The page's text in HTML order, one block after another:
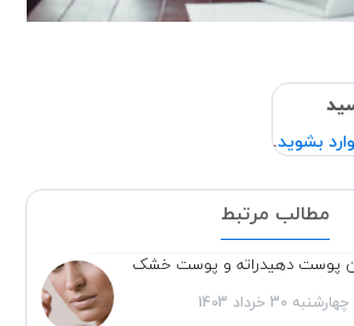
وارد بشوید.
مطالب مرتبط
پوست دهیدراته و پوست خشک
چهارشنبه 30 خرداد 1403